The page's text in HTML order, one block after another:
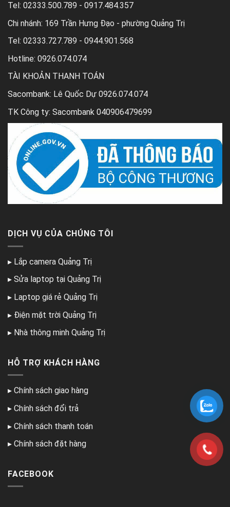
Tel: 02333.500.789 - 0917.484.357
Chi nhánh: 169 Trần Hưng Đạo - phường Quảng Trị
Tel: 02333.727.789 - 0944.901.568
Hotline: 0926.074.074
TÀI KHOẢN THANH TOÁN
Sacombank: Lê Quốc Dự 0926.074.074
TK Công ty: Sacombank 040906479699
DỊCH VỤ CỦA CHÚNG TÔI
▸ Lắp camera Quảng Trị
▸ Sửa laptop tại Quảng Trị
▸ Laptop giá rẻ Quảng Trị
▸ Điện mặt trời Quảng Trị
▸ Nhà thông minh Quảng Trị
HỖ TRỢ KHÁCH HÀNG
▸ Chính sách giao hàng
▸ Chính sách đổi trả
▸ Chính sách thanh toán
▸ Chính sách đặt hàng
FACEBOOK